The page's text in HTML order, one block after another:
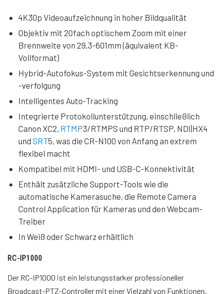
4K30p Videoaufzeichnung in hoher Bildqualität
Objektiv mit 20fach optischem Zoom mit einer
Brennweite von 29,3-601mm (äquivalent KB-
Vollformat)
Hybrid-Autofokus-System mit Gesichtserkennung und
-verfolgung
Intelligentes Auto-Tracking
Integrierte Protokollunterstützung, einschließlich
Canon XC2, RTMP3/RTMPS und RTP/RTSP, NDI|HX4
und SRT5, was die CR-N100 von Anfang an extrem
flexibel macht
Kompatibel mit HDMI- und USB-C-Konnektivität
Enthält zusätzliche Support-Tools wie die
automatische Kamerasuche, die Remote Camera
Control Application für Kameras und den Webcam-
Treiber
In Weiß oder Schwarz erhältlich
RC-IP1000
Der RC-IP1000 ist ein leistungsstarker professioneller
Broadcast-PTZ-Controller mit einer Vielzahl von Funktionen,